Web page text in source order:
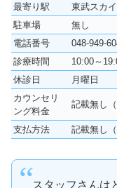
最寄り駅
東武スカ
駐車場
無し
電話番号
048-949-
診療時間
10:00～
休診日
月曜日
カウンセリ
ング料金
記載無し（
支払方法 記載無し（
スタッフさんは